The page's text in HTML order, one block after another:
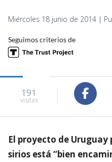
Miércoles 18 junio de 2014 |
Seguimos criterios de
191
visitas
El proyecto de Uruguay
sirios está “bien